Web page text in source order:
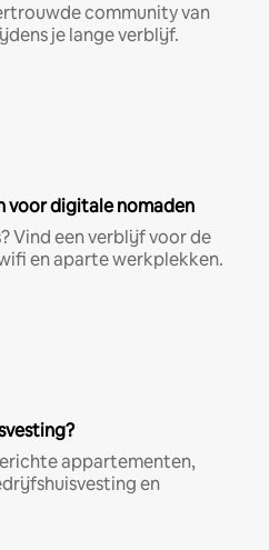
community van
je lange verblijf.
voor digitale nomaden
Vind een verblijf voor de
en aparte werkplekken.
appartementen,
en